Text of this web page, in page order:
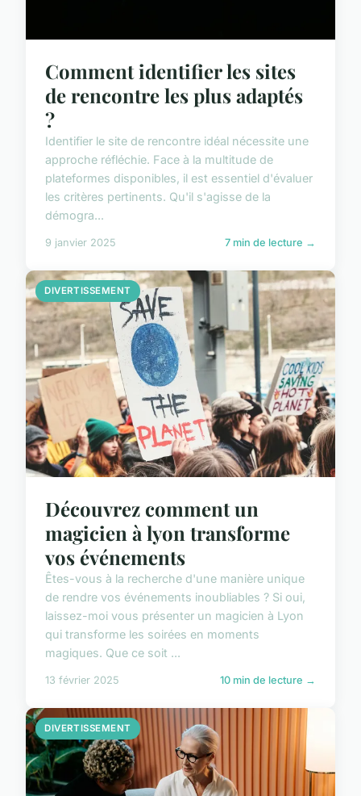
Comment identifier les sites
de rencontre les plus adaptés
?
Identifier le site de rencontre idéal nécessite une
approche réfléchie. Face à la multitude de
plateformes disponibles, il est essentiel d'évaluer
les critères pertinents. Qu'il s'agisse de la
démogra...
9 janvier 2025 7 min de lecture →
DIVERTISSEMENT
Découvrez comment un
magicien à lyon transforme
vos événements
Êtes-vous à la recherche d'une manière unique
de rendre vos événements inoubliables ? Si oui,
laissez-moi vous présenter un magicien à Lyon
qui transforme les soirées en moments
magiques. Que ce soit ...
13 février 2025 10 min de lecture →
DIVERTISSEMENT